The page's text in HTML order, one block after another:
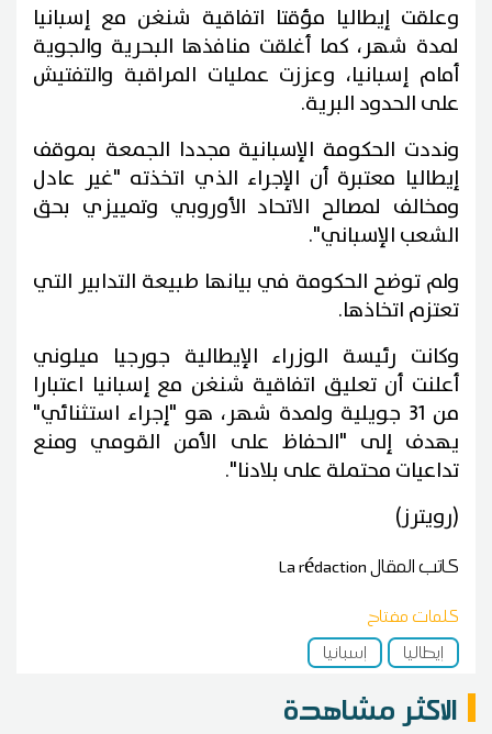
وعلقت إيطاليا مؤقتا اتفاقية شنغن مع إسبانيا
لمدة شهر، كما أغلقت منافذها البحرية والجوية
أمام إسبانيا، وعززت عمليات المراقبة والتفتيش
على الحدود البرية.
ونددت الحكومة الإسبانية مجددا الجمعة بموقف
إيطاليا معتبرة أن الإجراء الذي اتخذته "غير عادل
ومخالف لمصالح الاتحاد الأوروبي وتمييزي بحق
الشعب الإسباني".
ولم توضح الحكومة في بيانها طبيعة التدابير التي
تعتزم اتخاذها.
وكانت رئيسة الوزراء الإيطالية جورجيا ميلوني
أعلنت أن تعليق اتفاقية شنغن مع إسبانيا اعتبارا
من 31 جويلية ولمدة شهر، هو "إجراء استثنائي"
يهدف إلى "الحفاظ على الأمن القومي ومنع
تداعيات محتملة على بلادنا".
(رويترز)
كاتب المقالLa rédaction
كلمات مفتاح
إيطاليا
إسبانيا
الاكثر مشاهدة